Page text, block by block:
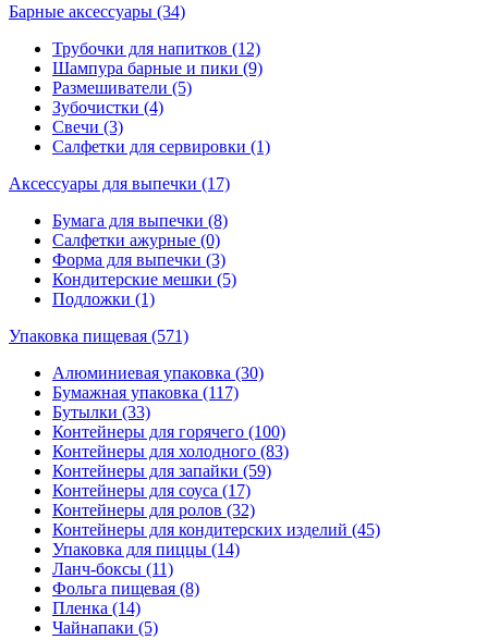
Барные аксессуары (34)
Трубочки для напитков (12)
Шампура барные и пики (9)
Размешиватели (5)
Зубочистки (4)
Свечи (3)
Салфетки для сервировки (1)
Аксессуары для выпечки (17)
Бумага для выпечки (8)
Салфетки ажурные (0)
Форма для выпечки (3)
Кондитерские мешки (5)
Подложки (1)
Упаковка пищевая (571)
Алюминиевая упаковка (30)
Бумажная упаковка (117)
Бутылки (33)
Контейнеры для горячего (100)
Контейнеры для холодного (83)
Контейнеры для запайки (59)
Контейнеры для соуса (17)
Контейнеры для ролов (32)
Контейнеры для кондитерских изделий (45)
Упаковка для пиццы (14)
Ланч-боксы (11)
Фольга пищевая (8)
Пленка (14)
Чайнапаки (5)